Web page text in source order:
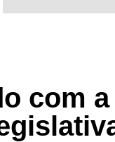
com